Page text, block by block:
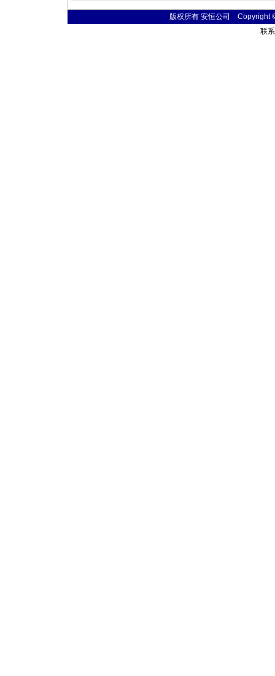
版权所有 安恒公司 Copyright
联